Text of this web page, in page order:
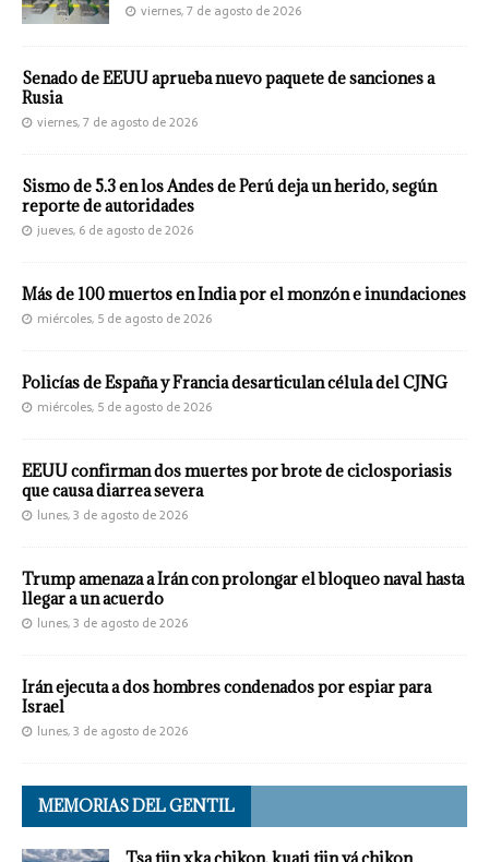
viernes, 7 de agosto de 2026
Senado de EEUU aprueba nuevo paquete de sanciones a
Rusia
viernes, 7 de agosto de 2026
Sismo de 5.3 en los Andes de Perú deja un herido, según
reporte de autoridades
jueves, 6 de agosto de 2026
Más de 100 muertos en India por el monzón e inundaciones
miércoles, 5 de agosto de 2026
Policías de España y Francia desarticulan célula del CJNG
miércoles, 5 de agosto de 2026
EEUU confirman dos muertes por brote de ciclosporiasis
que causa diarrea severa
lunes, 3 de agosto de 2026
Trump amenaza a Irán con prolongar el bloqueo naval hasta
llegar a un acuerdo
lunes, 3 de agosto de 2026
Irán ejecuta a dos hombres condenados por espiar para
Israel
lunes, 3 de agosto de 2026
MEMORIAS DEL GENTIL
Tsa tjin xka chikon, kuati tjin yá chikon